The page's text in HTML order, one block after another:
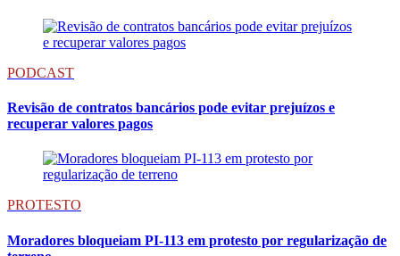
PODCAST
Revisão de contratos bancários pode evitar prejuízos e
recuperar valores pagos
PROTESTO
Moradores bloqueiam PI-113 em protesto por regularização de